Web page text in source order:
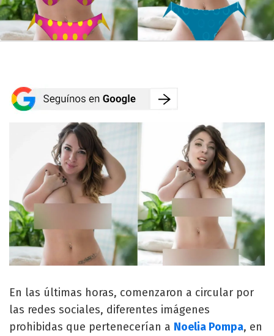
En las últimas horas, comenzaron a circular por
las redes sociales, diferentes imágenes
prohibidas que pertenecerían a Noelia Pompa, en